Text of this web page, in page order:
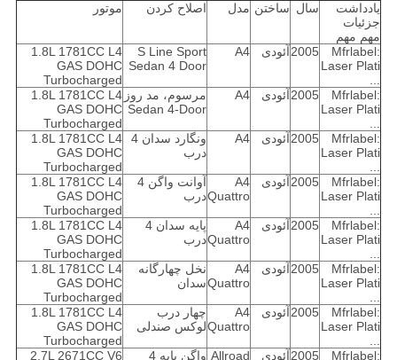
یادداشت
جزئیات
مهم مهم
سال ساختن مدل اصلاح کردن موتور
Mfrlabel:
Laser Plati
...
2005آئودی A4
S Line Sport
Sedan 4 Door
1.8L 1781CC L4
GAS DOHC
Turbocharged
Mfrlabel:
Laser Plati
...
2005آئودی A4
مرسوم، مد روز
Sedan 4-Door
1.8L 1781CC L4
GAS DOHC
Turbocharged
Mfrlabel:
Laser Plati
...
2005آئودی A4
ونگارد سدان 4
درب
1.8L 1781CC L4
GAS DOHC
Turbocharged
Mfrlabel:
Laser Plati
...
2005آئودی
A4
Quattro
آوانت واگن 4
درب
1.8L 1781CC L4
GAS DOHC
Turbocharged
Mfrlabel:
Laser Plati
...
2005آئودی
A4
Quattro
پایه سدان 4
درب
1.8L 1781CC L4
GAS DOHC
Turbocharged
Mfrlabel:
Laser Plati
...
2005آئودی
A4
Quattro
نخل چهارگانه
سدان
1.8L 1781CC L4
GAS DOHC
Turbocharged
Mfrlabel:
Laser Plati
...
2005آئودی
A4
Quattro
چهار درب
لوکس صندلی
1.8L 1781CC L4
GAS DOHC
Turbocharged
Mfrlabel:
2005آئودی
Allroad
واگن پایه 4
2.7L 2671CC V6